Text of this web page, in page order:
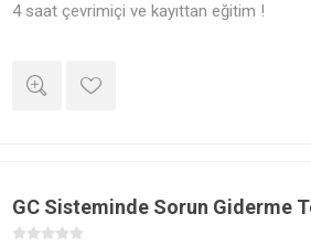
4 saat çevrimiçi ve kayıttan eğitim !
GC Sisteminde Sorun Giderme